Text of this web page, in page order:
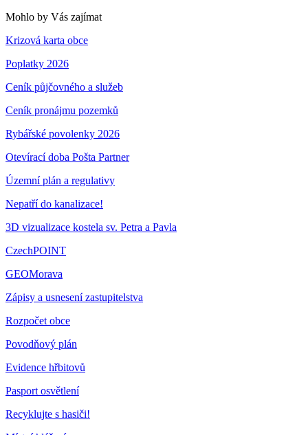
Mohlo by Vás zajímat
Krizová karta obce
Poplatky 2026
Ceník půjčovného a služeb
Ceník pronájmu pozemků
Rybářské povolenky 2026
Otevírací doba Pošta Partner
Územní plán a regulativy
Nepatří do kanalizace!
3D vizualizace kostela sv. Petra a Pavla
CzechPOINT
GEOMorava
Zápisy a usnesení zastupitelstva
Rozpočet obce
Povodňový plán
Evidence hřbitovů
Pasport osvětlení
Recyklujte s hasiči!